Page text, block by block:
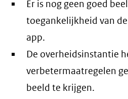
Er is nog geen goed
toegankelijkheid van
app.
De overheidsinstantie
verbetermaatregelen
beeld te krijgen.